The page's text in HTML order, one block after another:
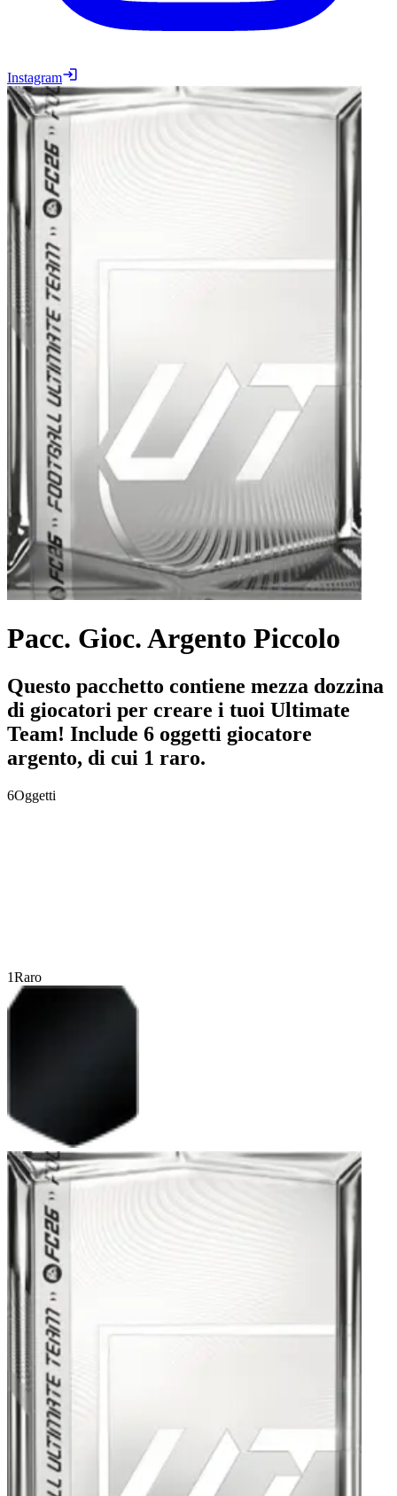
Instagram
Pacc. Gioc. Argento Piccolo
Questo pacchetto contiene mezza dozzina
di giocatori per creare i tuoi Ultimate
Team! Include 6 oggetti giocatore
argento, di cui 1 raro.
6Oggetti
1Raro